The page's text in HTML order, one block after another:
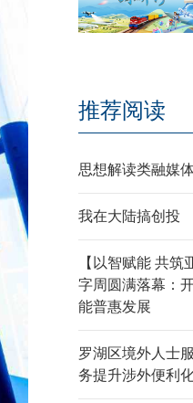
推荐阅读
思想解读类融媒
我在大陆搞创投
【以智赋能 共
字周圆满落幕：
能普惠发展
罗湖区境外人士
务提升涉外便利